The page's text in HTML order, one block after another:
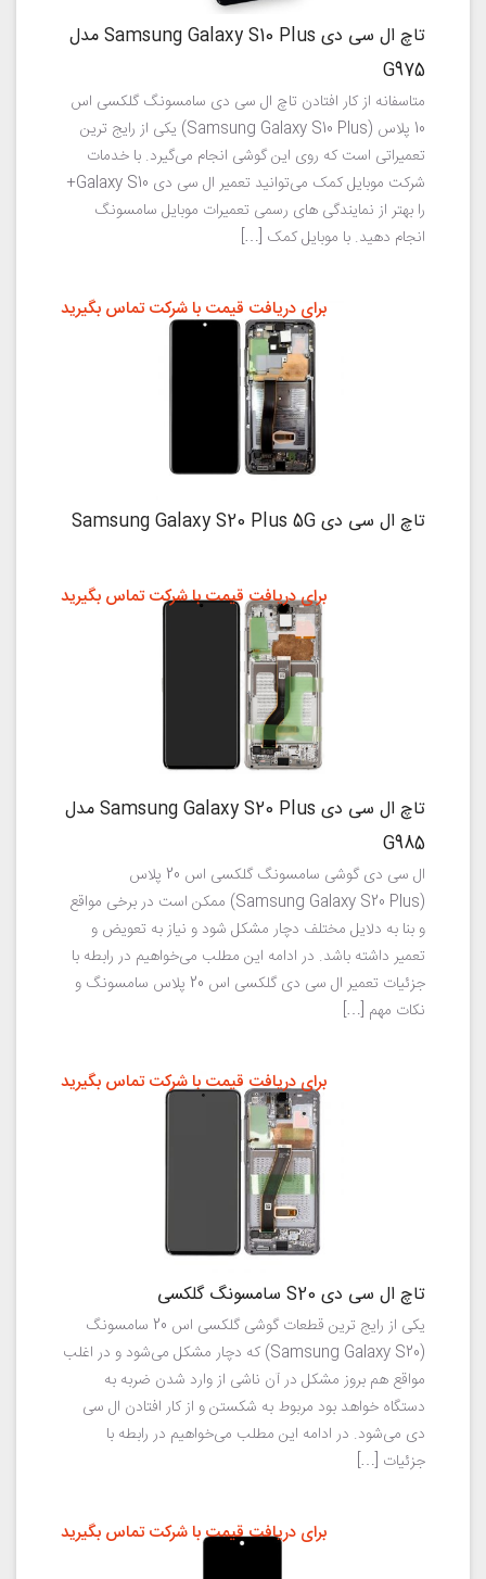
تاچ ال سی دی Samsung Galaxy S10 Plus مدل
G975
متاسفانه از کار افتادن تاچ ال سی دی سامسونگ گلکسی اس
10 پلاس (Samsung Galaxy S10 Plus) یکی از رایج ترین
تعمیراتی است که روی این گوشی انجام می‌گیرد. با خدمات
شرکت موبایل کمک می‌توانید تعمیر ال سی دی Galaxy S10+
را بهتر از نمایندگی های رسمی تعمیرات موبایل سامسونگ
انجام دهید. با موبایل کمک […]
تاچ ال سی دی Samsung Galaxy S20 Plus 5G
برای دریافت قیمت با شرکت تماس بگیرید
تاچ ال سی دی Samsung Galaxy S20 Plus مدل
G985
ال سی دی گوشی سامسونگ گلکسی اس 20 پلاس
(Samsung Galaxy S20 Plus) ممکن است در برخی مواقع
و بنا به دلایل مختلف دچار مشکل شود و نیاز به تعویض و
تعمیر داشته باشد. در ادامه این مطلب می‌خواهیم در رابطه با
جزئیات تعمیر ال سی دی گلکسی اس 20 پلاس سامسونگ و
نکات مهم […]
برای دریافت قیمت با شرکت تماس بگیرید
تاچ ال سی دی S20 سامسونگ گلکسی
یکی از رایج ترین قطعات گوشی گلکسی اس 20 سامسونگ
(Samsung Galaxy S20) که دچار مشکل می‌شود و در اغلب
مواقع هم بروز مشکل در آن ناشی از وارد شدن ضربه به
دستگاه خواهد بود مربوط به شکستن و از کار افتادن ال سی
دی می‌شود. در ادامه این مطلب می‌خواهیم در رابطه با
جزئیات […]
برای دریافت قیمت با شرکت تماس بگیرید
برای دریافت قیمت با شرکت تماس بگیرید